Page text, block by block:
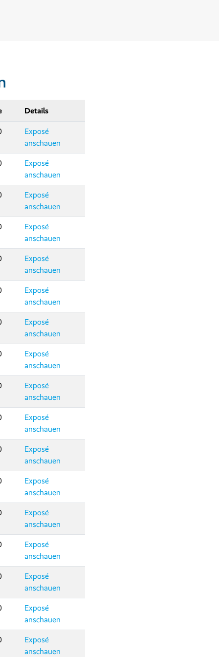
Details
Exposé
anschauen
Exposé
anschauen
Exposé
anschauen
Exposé
anschauen
Exposé
anschauen
Exposé
anschauen
Exposé
anschauen
Exposé
anschauen
Exposé
anschauen
Exposé
anschauen
Exposé
anschauen
Exposé
anschauen
Exposé
anschauen
Exposé
anschauen
Exposé
anschauen
Exposé
anschauen
Exposé
anschauen